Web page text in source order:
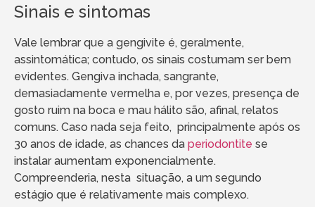
Sinais e sintomas
Vale lembrar que a gengivite é, geralmente,
assintomática; contudo, os sinais costumam ser bem
evidentes. Gengiva inchada, sangrante,
demasiadamente vermelha e, por vezes, presença de
gosto ruim na boca e mau hálito são, afinal, relatos
comuns. Caso nada seja feito, principalmente após os
30 anos de idade, as chances da periodontite se
instalar aumentam exponencialmente.
Compreenderia, nesta situação, a um segundo
estágio que é relativamente mais complexo.